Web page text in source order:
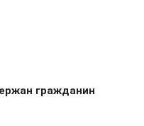
гражданин